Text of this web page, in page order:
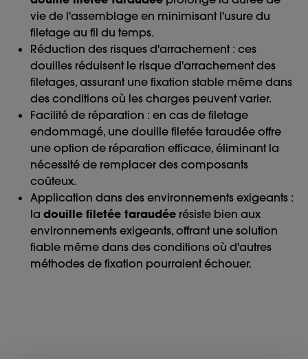
vie de l'assemblage en minimisant l'usure du
filetage au fil du temps.
Réduction des risques d'arrachement : ces
douilles réduisent le risque d'arrachement des
filetages, assurant une fixation stable même dans
des conditions où les charges peuvent varier.
Facilité de réparation : en cas de filetage
endommagé, une douille filetée taraudée offre
une option de réparation efficace, éliminant la
nécessité de remplacer des composants
coûteux.
Application dans des environnements exigeants :
la douille filetée taraudée résiste bien aux
environnements exigeants, offrant une solution
fiable même dans des conditions où d'autres
méthodes de fixation pourraient échouer.